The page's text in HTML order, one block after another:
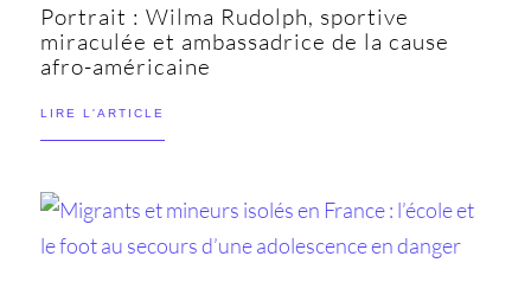
Portrait : Wilma Rudolph, sportive
miraculée et ambassadrice de la cause
afro-américaine
LIRE L'ARTICLE